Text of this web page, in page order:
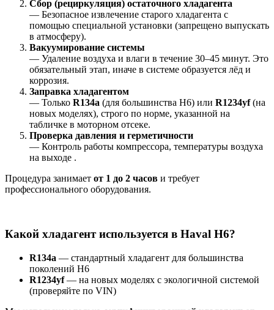
Сбор (рециркуляция) остаточного хладагента
— Безопасное извлечение старого хладагента с
помощью специальной установки (запрещено выпускать
в атмосферу).
Вакуумирование системы
— Удаление воздуха и влаги в течение 30–45 минут. Это
обязательный этап, иначе в системе образуется лёд и
коррозия.
Заправка хладагентом
— Только R134a (для большинства H6) или R1234yf(на
новых моделях), строго по норме, указанной на
табличке в моторном отсеке.
Проверка давления и герметичности
— Контроль работы компрессора, температуры воздуха
на выходе .
Процедура занимает от 1 до 2 часов и требует
профессионального оборудования.
Какой хладагент используется в Haval H6?
R134a — стандартный хладагент для большинства
поколений H6
R1234yf— на новых моделях с экологичной системой
(проверяйте по VIN)